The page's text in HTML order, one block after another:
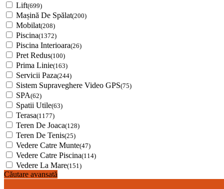
Lift(699)
Mașină De Spălat(200)
Mobilat(208)
Piscina(1372)
Piscina Interioara(26)
Pret Redus(100)
Prima Linie(163)
Servicii Paza(244)
Sistem Supraveghere Video GPS(75)
SPA(62)
Spatii Utile(63)
Terasa(1177)
Teren De Joaca(128)
Teren De Tenis(25)
Vedere Catre Munte(47)
Vedere Catre Piscina(114)
Vedere La Mare(151)
Căutare avansată